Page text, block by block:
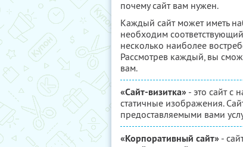
почему сайт вам нужен.
Каждый сайт может иметь
необходим
несколько наиболее
Рассмотрев каждый, вы
вам.
«Сайт-визитка» - это сайт с
статичные изображения.
предоставляемыми вами
«Корпоративный сайт» -